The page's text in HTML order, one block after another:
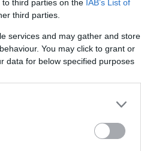
third parties on the IAB’s List of
third parties.
services and may gather and store
You may click to grant or
data for below specified purposes